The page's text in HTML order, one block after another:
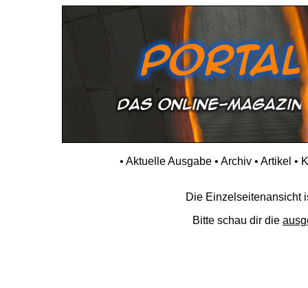
• Aktuelle Ausgabe• Archiv• Artikel •
Die Einzelseitenansicht
Bitte schau dir die